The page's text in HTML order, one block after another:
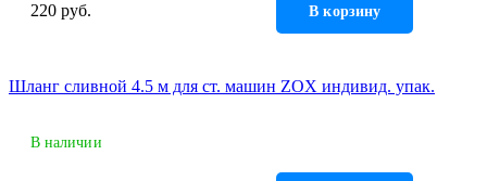
220 руб. В корзину
Шланг сливной 4.5 м для ст. машин ZOX индивид. упак.
В наличии